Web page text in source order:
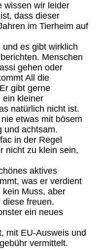
wissen wir leider
dass dieser
im Tierheim auf
es gibt wirklich
Menschen
gehen oder
All die
gibt gerne
ein kleiner
natürlich nicht ist.
etwas mit bösem
und achtsam.
in der Regel
nicht zu klein sein,
aktives
was er verdient
kein Muss, aber
freuen.
ein neues
mit EU-Ausweis und
vermittelt.